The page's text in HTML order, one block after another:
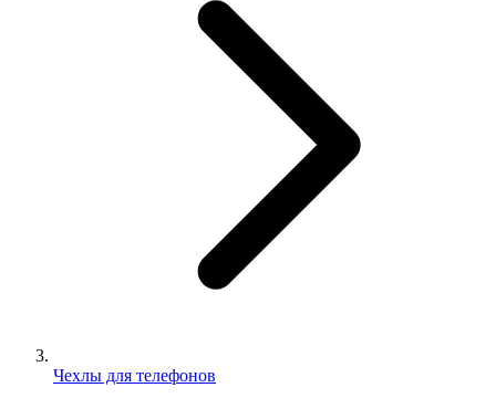
Чехлы для телефонов